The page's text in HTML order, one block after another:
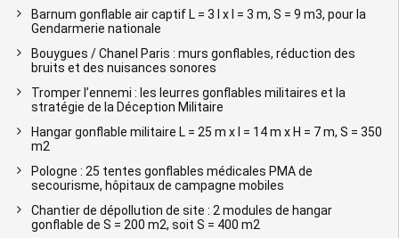
Barnum gonflable air captif L = 3 l x l = 3 m, S = 9 m3, pour la
Gendarmerie nationale
Bouygues / Chanel Paris : murs gonflables, réduction des
bruits et des nuisances sonores
Tromper l’ennemi : les leurres gonflables militaires et la
stratégie de la Déception Militaire
Hangar gonflable militaire L = 25 m x l = 14 m x H = 7 m, S = 350
m2
Pologne : 25 tentes gonflables médicales PMA de
secourisme, hôpitaux de campagne mobiles
Chantier de dépollution de site : 2 modules de hangar
gonflable de S = 200 m2, soit S = 400 m2